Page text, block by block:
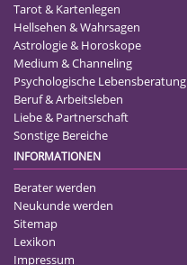
Tarot & Kartenlegen
Hellsehen & Wahrsagen
Astrologie & Horoskope
Medium & Channeling
Psychologische Lebensberatung
Beruf & Arbeitsleben
Liebe & Partnerschaft
Sonstige Bereiche
INFORMATIONEN
Berater werden
Neukunde werden
Sitemap
Lexikon
Impressum